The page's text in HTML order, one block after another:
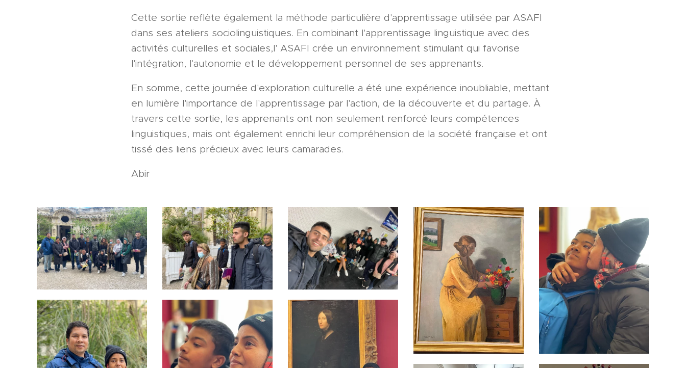
Cette sortie reflète également la méthode particulière d'apprentissage utilisée par ASAFI
dans ses ateliers sociolinguistiques. En combinant l'apprentissage linguistique avec des
activités culturelles et sociales,l' ASAFI crée un environnement stimulant qui favorise
l'intégration, l'autonomie et le développement personnel de ses apprenants.
En somme, cette journée d'exploration culturelle a été une expérience inoubliable, mettant
en lumière l'importance de l'apprentissage par l'action, de la découverte et du partage. À
travers cette sortie, les apprenants ont non seulement renforcé leurs compétences
linguistiques, mais ont également enrichi leur compréhension de la société française et ont
tissé des liens précieux avec leurs camarades.
Abir